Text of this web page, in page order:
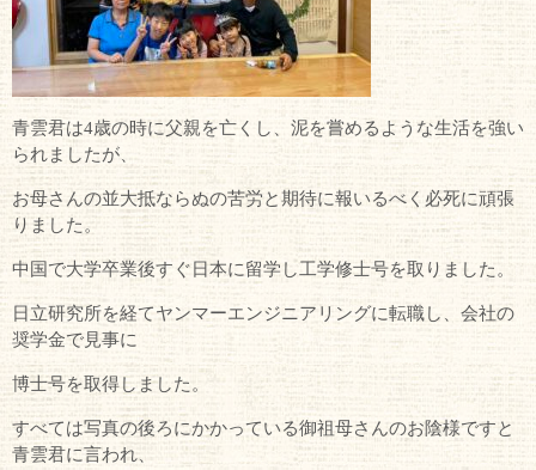
青雲君は4歳の時に父親を亡くし、泥を嘗めるような生活を強い
られましたが、
お母さんの並大抵ならぬの苦労と期待に報いるべく必死に頑張
りました。
中国で大学卒業後すぐ日本に留学し工学修士号を取りました。
日立研究所を経てヤンマーエンジニアリングに転職し、会社の
奨学金で見事に
博士号を取得しました。
すべては写真の後ろにかかっている御祖母さんのお陰様ですと
青雲君に言われ、